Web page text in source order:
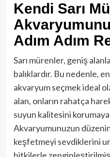
Kendi Sarı
Adım Adım
Sarı mürenler, geniş
balıklardır. Bu nedenle,
akvaryum seçmek ideal
alan, onların rahatça
suyun kalitesini korumaya
Akvaryumunuzun
keşfetmeyi sevdiklerini